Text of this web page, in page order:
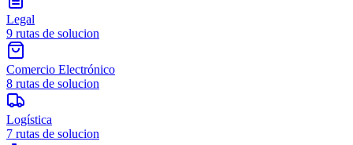
Legal
9 rutas de solucion
Comercio Electrónico
8 rutas de solucion
Logística
7 rutas de solucion